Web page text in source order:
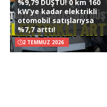
%9,79 DÜŞTÜ! 0 km 160
kW’ye kadar elektrikli
otomobil satışlarıysa
%7,7 arttı!
2 TEMMUZ 2026